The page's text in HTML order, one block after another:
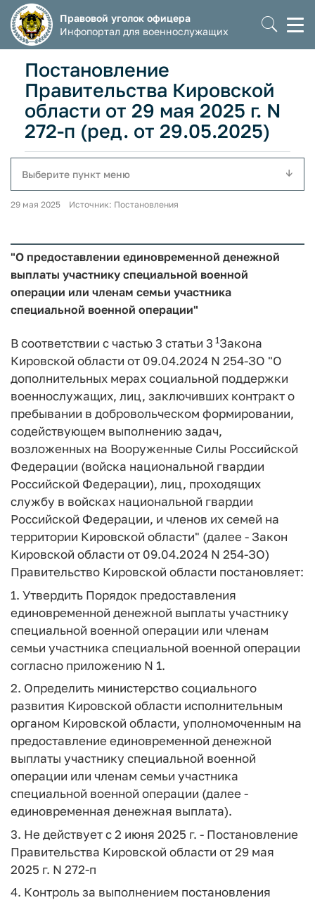
Правовой уголок офицера
Инфопортал для военнослужащих
Постановление
Правительства Кировской
области от 29 мая 2025 г. N
272-п (ред. от 29.05.2025)
Выберите пункт меню
29 мая 2025 Источник: Постановления
"О предоставлении единовременной денежной
выплаты участнику специальной военной
операции или членам семьи участника
специальной военной операции"
В соответствии с частью 3 статьи 3 1 Закона
Кировской области от 09.04.2024 N 254-ЗО "О
дополнительных мерах социальной поддержки
военнослужащих, лиц, заключивших контракт о
пребывании в добровольческом формировании,
содействующем выполнению задач,
возложенных на Вооруженные Силы Российской
Федерации (войска национальной гвардии
Российской Федерации), лиц, проходящих
службу в войсках национальной гвардии
Российской Федерации, и членов их семей на
территории Кировской области" (далее - Закон
Кировской области от 09.04.2024 N 254-ЗО)
Правительство Кировской области постановляет:
1. Утвердить Порядок предоставления
единовременной денежной выплаты участнику
специальной военной операции или членам
семьи участника специальной военной операции
согласно приложению N 1.
2. Определить министерство социального
развития Кировской области исполнительным
органом Кировской области, уполномоченным на
предоставление единовременной денежной
выплаты участнику специальной военной
операции или членам семьи участника
специальной военной операции (далее -
единовременная денежная выплата).
3. Не действует с 2 июня 2025 г. - Постановление
Правительства Кировской области от 29 мая
2025 г. N 272-п
4. Контроль за выполнением постановления